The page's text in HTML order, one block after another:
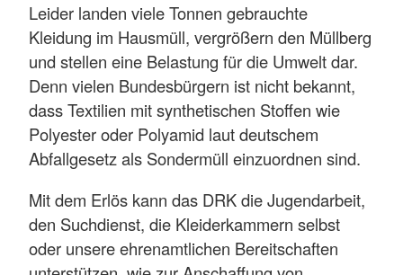
Leider landen viele Tonnen gebrauchte
Kleidung im Hausmüll, vergrößern den Müllberg
und stellen eine Belastung für die Umwelt dar.
Denn vielen Bundesbürgern ist nicht bekannt,
dass Textilien mit synthetischen Stoffen wie
Polyester oder Polyamid laut deutschem
Abfallgesetz als Sondermüll einzuordnen sind.
Mit dem Erlös kann das DRK die Jugendarbeit,
den Suchdienst, die Kleiderkammern selbst
oder unsere ehrenamtlichen Bereitschaften